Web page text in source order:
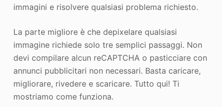
immagini e risolvere qualsiasi problema richiesto.
La parte migliore è che depixelare qualsiasi
immagine richiede solo tre semplici passaggi. Non
devi compilare alcun reCAPTCHA o pasticciare con
annunci pubblicitari non necessari. Basta caricare,
migliorare, rivedere e scaricare. Tutto qui! Ti
mostriamo come funziona.